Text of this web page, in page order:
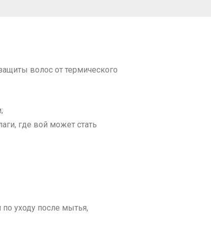
волос от термического
где вой может стать
уходу после мытья,